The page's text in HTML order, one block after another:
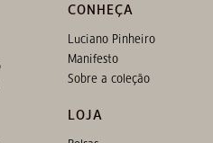
CONHEÇA
Luciano Pinheiro
Manifesto
Sobre a coleção
LOJA